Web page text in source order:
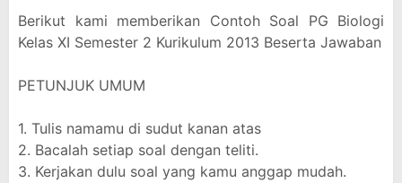
Berikut kami memberikan Contoh Soal PG Biologi
Kelas XI Semester 2 Kurikulum 2013 Beserta Jawaban
PETUNJUK UMUM
1. Tulis namamu di sudut kanan atas
2. Bacalah setiap soal dengan teliti.
3. Kerjakan dulu soal yang kamu anggap mudah.